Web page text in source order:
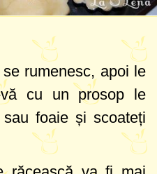
rumenesc, apoi le
vă cu un prosop le
foaie și scoateți